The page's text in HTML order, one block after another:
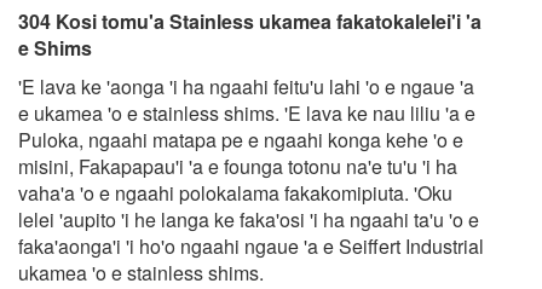
.
7
5
304 Kosi tomu'a Stainless ukamea fakatokalelei'i 'a
e Shims
'E lava ke 'aonga 'i ha ngaahi feitu'u lahi 'o e ngaue 'a
e ukamea 'o e stainless shims. 'E lava ke nau liliu 'a e
Puloka, ngaahi matapa pe e ngaahi konga kehe 'o e
misini, Fakapapau'i 'a e founga totonu na'e tu'u 'i ha
vaha'a 'o e ngaahi polokalama fakakomipiuta. 'Oku
lelei 'aupito 'i he langa ke faka'osi 'i ha ngaahi ta'u 'o e
faka'aonga'i 'i ho'o ngaahi ngaue 'a e Seiffert Industrial
ukamea 'o e stainless shims.